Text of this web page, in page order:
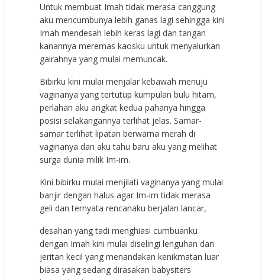
Untuk membuat Imah tidak merasa canggung
aku mencumbunya lebih ganas lagi sehingga kini
Imah mendesah lebih keras lagi dan tangan
kanannya meremas kaosku untuk menyalurkan
gairahnya yang mulai memuncak.
Bibirku kini mulai menjalar kebawah menuju
vaginanya yang tertutup kumpulan bulu hitam,
perlahan aku angkat kedua pahanya hingga
posisi selakangannya terlihat jelas. Samar-
samar terlihat lipatan berwarna merah di
vaginanya dan aku tahu baru aku yang melihat
surga dunia milik Im-im.
Kini bibirku mulai menjilati vaginanya yang mulai
banjir dengan halus agar Im-im tidak merasa
geli dan ternyata rencanaku berjalan lancar,
desahan yang tadi menghiasi cumbuanku
dengan Imah kini mulai diselingi lenguhan dan
jeritan kecil yang menandakan kenikmatan luar
biasa yang sedang dirasakan babysiters